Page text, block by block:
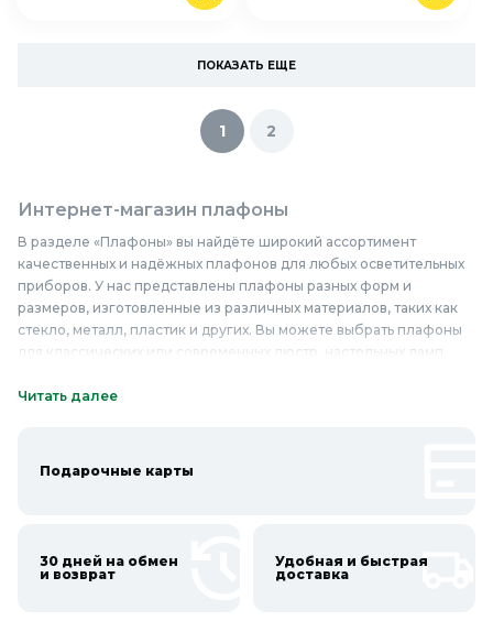
ПОКАЗАТЬ ЕЩЕ
1 2
Интернет-магазин плафоны
В разделе «Плафоны» вы найдёте широкий ассортимент
качественных и надёжных плафонов для любых осветительных
приборов. У нас представлены плафоны разных форм и
размеров, изготовленные из различных материалов, таких как
стекло, металл, пластик и других. Вы можете выбрать плафоны
для классических или современных люстр, настольных ламп,
качеством изготовления и долговечностью, что гарантирует их
сможете приобрести качественные изделия недорого. Если вы
Читать далее
Подарочные карты
30 дней на обмен
и возврат
Удобная и быстрая
доставка